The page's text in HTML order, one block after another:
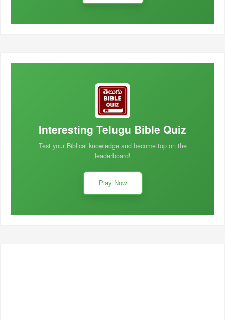
Interesting Telugu Bible Quiz
Test your Biblical knowledge and become top on the
leaderboard!
Play Now